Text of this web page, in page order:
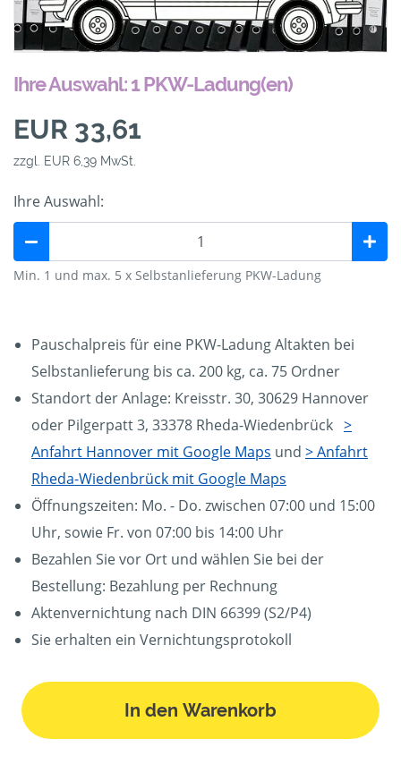
Ihre Auswahl: 1 PKW-Ladung(en)
EUR 33,61
zzgl. EUR 6,39 MwSt.
Ihre Auswahl:
Min. 1 und max. 5 x Selbstanlieferung PKW-Ladung
Pauschalpreis für eine PKW-Ladung Altakten bei
Selbstanlieferung bis ca. 200 kg, ca. 75 Ordner
Standort der Anlage: Kreisstr. 30, 30629 Hannover
oder Pilgerpatt 3, 33378 Rheda-Wiedenbrück >
Anfahrt Hannover mit Google Maps und > Anfahrt
Rheda-Wiedenbrück mit Google Maps
Öffnungszeiten: Mo. - Do. zwischen 07:00 und 15:00
Uhr, sowie Fr. von 07:00 bis 14:00 Uhr
Bezahlen Sie vor Ort und wählen Sie bei der
Bestellung: Bezahlung per Rechnung
Aktenvernichtung nach DIN 66399 (S2/P4)
Sie erhalten ein Vernichtungsprotokoll
In den Warenkorb